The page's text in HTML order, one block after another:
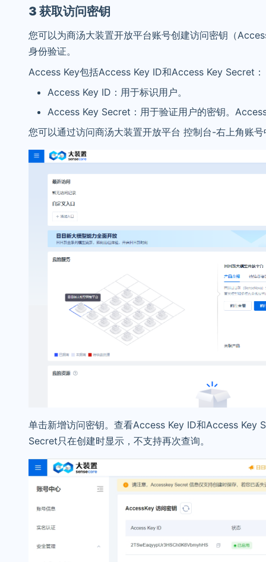
3 获取访问密钥
您可以为商汤大装置开放平台账号创建访问密钥（
身份验证。
Access Key包括Access Key ID和Access Key Secret：
Access Key ID：用于标识用户。
Access Key Secret：用于验证用户的密钥。
您可以通过访问商汤大装置开放平台 控制台-右上角账
单击新增访问密钥。查看Access Key ID和Access Key
Secret只在创建时显示，不支持再次查询。